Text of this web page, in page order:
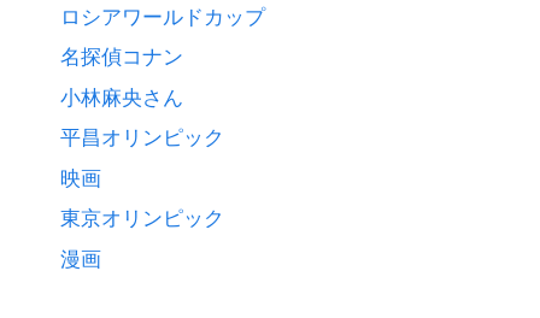
ロシアワールドカップ
名探偵コナン
小林麻央さん
平昌オリンピック
映画
東京オリンピック
漫画